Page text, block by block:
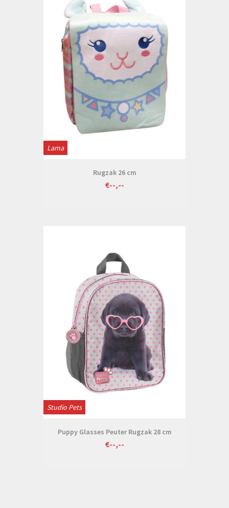
Lama
Rugzak 26 cm
€--,--
Studio Pets
Puppy Glasses Peuter Rugzak 28 cm
€--,--